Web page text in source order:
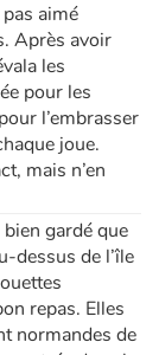
aimé
Après avoir
les
pour les
l’embrasser
joue.
mais n’en
gardé que
dessus de l’île
repas. Elles
normandes de